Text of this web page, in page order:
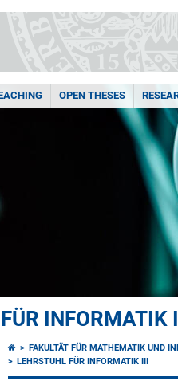
OPEN THESES
INFORMATIK
FAKULTÄT FÜR MATHEMATIK UND
LEHRSTUHL FÜR INFORMATIK III